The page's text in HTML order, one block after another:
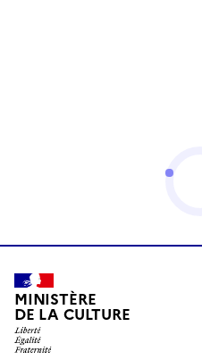
MINISTÈRE
DE LA CULTURE